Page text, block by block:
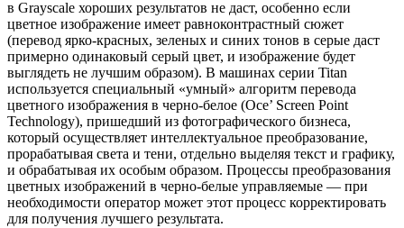
в Grayscale хороших результатов не даст, особенно если
цветное изображение имеет равноконтрастный сюжет
(перевод ярко-красных, зеленых и синих тонов в серые даст
примерно одинаковый серый цвет, и изображение будет
выглядеть не лучшим образом). В машинах серии Titan
используется специальный «умный» алгоритм перевода
цветного изображения в черно-белое (Ocе’ Screen Point
Technology), пришедший из фотографического бизнеса,
который осуществляет интеллектуальное преобразование,
прорабатывая света и тени, отдельно выделяя текст и графику,
и обрабатывая их особым образом. Процессы преобразования
цветных изображений в черно-белые управляемые — при
необходимости оператор может этот процесс корректировать
для получения лучшего результата.